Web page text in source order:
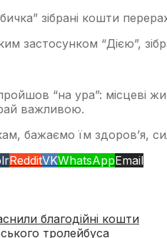
зібрані кошти
застосунком “Дією”,
“на ура”: місцеві
важливою.
бажаємо їм здоров’я,
RedditVKWhatsAppEmail
благодійні кошти
тролейбуса